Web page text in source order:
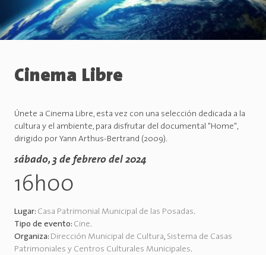
Cinema Libre
Únete a Cinema Libre, esta vez con una selección dedicada a la
cultura y el ambiente, para disfrutar del documental "Home",
dirigido por Yann Arthus-Bertrand (2009).
sábado, 3 de febrero del 2024
16h00
Lugar: Casa Patrimonial Municipal de las Posadas.
Tipo de evento: Cine.
Organiza: Dirección Municipal de Cultura, Sistema de Casas
Patrimoniales y Centros Culturales Municipales.